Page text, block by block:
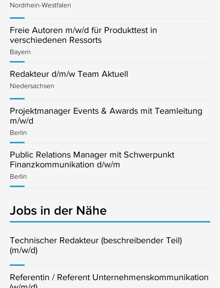
Nordrhein-Westfalen
Freie Autoren m/w/d für Produkttest in
verschiedenen Ressorts
Bayern
Redakteur d/m/w Team Aktuell
Niedersachsen
Projektmanager Events & Awards mit Teamleitung
m/w/d
Berlin
Public Relations Manager mit Schwerpunkt
Finanzkommunikation d/w/m
Berlin
Jobs in der Nähe
Technischer Redakteur (beschreibender Teil)
(m/w/d)
Referentin / Referent Unternehmenskommunikation